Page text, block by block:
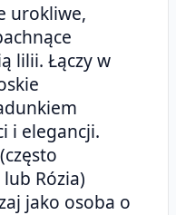
urokliwe,
lilii. Łączy w
i elegancji.
Rózia)
jako osoba o